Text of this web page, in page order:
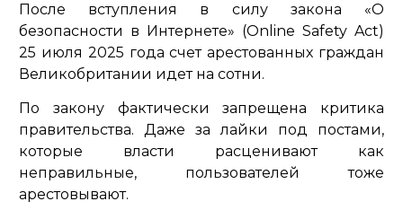
После вступления в силу закона «О
безопасности в Интернете» (Online Safety Act)
25 июля 2025 года счет арестованных граждан
Великобритании идет на сотни.
По закону фактически запрещена критика
правительства. Даже за лайки под постами,
которые власти расценивают как
неправильные, пользователей тоже
арестовывают.